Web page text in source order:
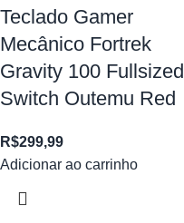
Teclado Gamer
Mecânico Fortrek
Gravity 100 Fullsized
Switch Outemu Red
R$299,99
Adicionar ao carrinho